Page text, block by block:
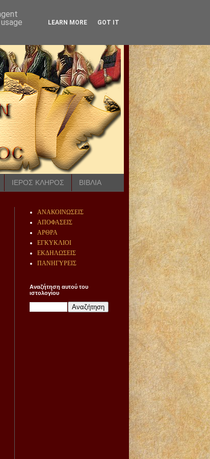
ΙΕΡΟΣ ΚΛΗΡΟΣ ΒΙΒΛΙΑ
ΑΝΑΚΟΙΝΩΣΕΙΣ
ΑΠΟΦΑΣΕΙΣ
ΑΡΘΡΑ
ΕΓΚΥΚΛΙΟΙ
ΕΚΔΗΛΩΣΕΙΣ
ΠΑΝΗΓΥΡΕΙΣ
Αναζήτηση αυτού του
ιστολογίου
LEARN MORE GOT IT